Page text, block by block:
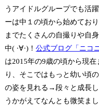
うアイドルグループでも活
ーは中１の頃から始めてお
までたくさんの自撮りや自
中( ·∀·)！公式ブログ「ニコ
は2015年の9歳の頃から現在
り、そこではもっと幼い頃
の姿を見れる→段々と成長
うかがえてなんとも微笑ま